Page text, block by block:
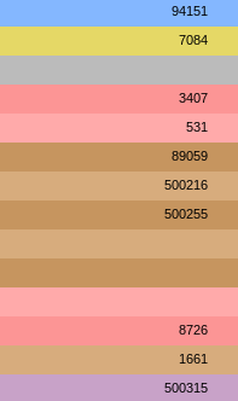
94151
7084
3407
531
89059
500216
500255
8726
1661
500315